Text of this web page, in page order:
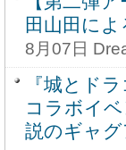
田山田に
8月07日
『城とド
コラボイ
説のギャ